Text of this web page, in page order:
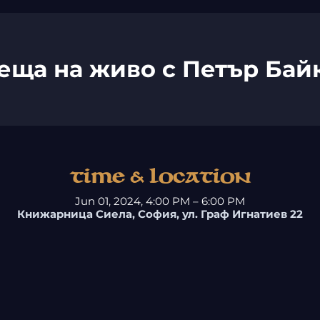
на живо с Петър
Time & Location
Jun 01, 2024, 4:00 PM – 6:00 PM
Книжарница Сиела, София, ул. Граф Игнатиев 22